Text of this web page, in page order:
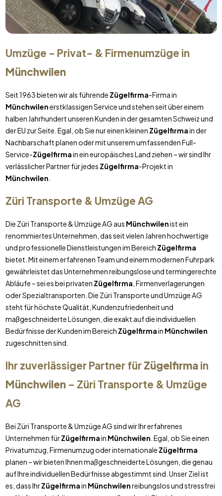
Umzüge - Privat- & Firmenumzüge in
Münchwilen
Seit 1963 bieten wir als führende Zügelfirma-Firma in
Münchwilenerstklassigen Service und stehen seit über einem
halben Jahrhundert unseren Kunden in der gesamten Schweiz und
der EU zur Seite. Egal, ob Sie nur einen kleinen Zügelfirmain der
Nachbarschaft planen oder mit unserem umfassenden Full-
Service-Zügelfirmain ein europäisches Land ziehen – wir sind Ihr
verlässlicher Partner für jedes Zügelfirma-Projekt in
Münchwilen
Züri Transporte & Umzüge AG
Die Züri Transporte & Umzüge AG aus Münchwilenist ein
renommiertes Unternehmen, das seit vielen Jahren hochwertige
und professionelle Dienstleistungen im Bereich Zügelfirma
bietet. Mit einem erfahrenen Team und einem modernen Fuhrpark
gewährleistet das Unternehmen reibungslose und termingerechte
Abläufe – sei es bei privaten Zügelfirma , Firmenverlagerungen
oder Spezialtransporten. Die Züri Transporte und Umzüge AG
steht für höchste Qualität, Kundenzufriedenheit und
maßgeschneiderte Lösungen, die exakt auf die individuellen
Bedürfnisse der Kunden im Bereich Zügelfirmain Münchwilen
zugeschnitten sind.
Ihr zuverlässiger Partner fürZügelfirmain
Münchwilen– Züri Transporte & Umzüge
AG
Bei Züri Transporte & Umzüge AG sind wir Ihr erfahrenes
Unternehmen fürZügelfirmain Münchwilen . Egal, ob Sie einen
Privatumzug, Firmenumzug oder internationale Zügelfirma
planen – wir bieten Ihnen maßgeschneiderte Lösungen, die genau
auf Ihre individuellen Bedürfnisse abgestimmt sind. Unser Ziel ist
es, dass IhrZügelfirmain Münchwilenreibungslos und stressfrei